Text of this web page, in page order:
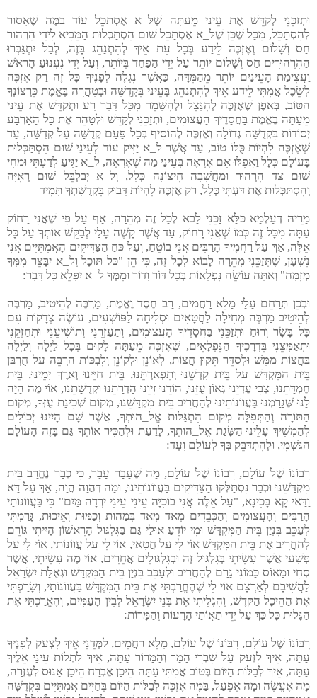
וּתְזַכֵּנִי לְקַדֵּשׁ אֶת עֵינַי מֵעַתָּה שֶׁלּ_א אֶסְתַּכֵּל עוֹד בַּמֶּה שֶׁאָסוּר
לְהִסְתַּכֵּל, מִכָּל שֶׁכֵּן שֶׁלּ_א אֶסְתַּכֵּל שׁוּם הִסְתַּכְּלוּת הַמֵּבִיא לִידֵי הִרְהוּר
חַס וְשָׁלוֹם וְאֶזְכֶּה לֵידַע בְּכָל עֵת אֵיךְ לְהִתְנַהֵג בָּזֶה, לְבַל יִתְגַּבְּרוּ
הַהִרְהוּרִים חַס וְשָׁלוֹם יוֹתֵר עַל יְדֵי הַפַּחַד בְּיוֹתֵר, וְעַל יְדֵי נִעְנוּעַ הָראשׁ
וַעֲצִימַת הָעֵינַיִם יוֹתֵר מֵהַמִּדָּה, כַּאֲשֶׁר נִגְלֶה לְפָנֶיךָ כָּל זֶה רַק אֶזְכֶּה
לְשֵׂכֶל אֲמִתִּי לֵידַע אֵיךְ לְהִתְנַהֵג בְּעֵינַי בִּקְדֻשָּׁה וּבְטָהֳרָה בֶּאֱמֶת כִּרְצוֹנְךָ
הַטּוֹב, בְּאפֶן שֶׁאֶזְכֶּה לְהִנָּצֵל וּלְהִשָּׁמֵר מִכָּל דָּבָר רָע וּתְקַדֵּשׁ אֶת עֵינַי
מֵעַתָּה בֶּאֱמֶת בַּחֲסָדֶיךָ הָעֲצוּמִים, וּתְזַכֵּנִי לְקַדֵּשׁ וּלְטַהֵר אֶת כָּל הָאַרְבַּע
יְסוֹדוֹת בִּקְדֻשָּׁה גְדוֹלָה וְאֶזְכֶּה לְהוֹסִיף בְּכָל פַּעַם קְדֻשָּׁה עַל קְדֻשָּׁה, עַד
שֶׁאֶזְכֶּה לִהְיוֹת כֻּלּוֹ טוֹב, עַד אֲשֶׁר ל_א יַזִּיק עוֹד לְעֵינַי שׁוּם הִסְתַּכְּלוּת
בָּעוֹלָם כְּלָל וַאֲפִלּוּ אִם אֶרְאֶה בְּעֵינַי מַה שֶׁאֶרְאֶה, ל_א יַגִּיעַ לְדַעְתִּי וּמחִי
שׁוּם צַד הִרְהוּר וּמַחֲשָׁבָה חִיצוֹנָה כְּלָל, וְל_א יְבַלְבֵּל שׁוּם רְאִיָּה
וְהִסְתַּכְּלוּת אֶת דַּעְתִּי כְּלָל, רַק אֶזְכֶּה לִהְיוֹת דָּבוּק בִּקְדֻשָּׁתְךָ תָּמִיד
מָרֵיהּ דְּעַלְמָא כּלָּא זַכֵּנִי לָבא לְכָל זֶה מְהֵרָה, אַף עַל פִּי שֶׁאֲנִי רָחוֹק
עַתָּה מִכָּל זֶה כְּמוֹ שֶׁאֲנִי רָחוֹק, עַד אֲשֶׁר קָשֶׁה עָלַי לְבַקֵּשׁ אוֹתְךָ עַל כָּל
אֵלֶּה, אַךְ עַל רַחֲמֶיךָ הָרַבִּים אֲנִי בוֹטֵחַ, וְעַל כּחַ הַצַּדִּיקִים הָאֲמִתִּיִּים אֲנִי
נִשְׁעָן, שֶׁתְּזַכֵּנִי מְהֵרָה לָבוֹא לְכָל זֶה, כִּי הֵן "כּל תּוּכָל וְל_א יִבָּצֵּר מִמְּךָ
מְזִמָּה" וְאַתָּה עוֹשֵׂה נִפְלָאוֹת בְּכָל דּוֹר וָדוֹר וּמִמְּךָ ל_א יִפָּלֵא כָּל דָּבָר:
וּבְכֵן תְּרַחֵם עָלַי מָלֵא רַחֲמִים, רַב חֶסֶד וֶאֱמֶת, מַרְבֶּה לְהֵיטִיב, מַרְבֶּה
לְהֵיטִיב מַרְבֶּה מְחִילָה לַחֲטָאִים וּסְלִיחָה לַפּוֹשְׁעִים, עוֹשֶׂה צְדָקוֹת עִם
כָּל בָּשָׂר וְרוּחַ וּתְזַכֵּנִי בַּחֲסָדֶיךָ הָעֲצוּמִים, וְתַעַזְרֵנִי וְתוֹשִׁיעֵנִי וּתְחַזְּקֵנִי
וּתְאַמְּצֵנִי בִּדְרָכֶיךָ הַנִּפְלָאִים, שֶׁאֶזְכֶּה מֵעַתָּה לָקוּם בְּכָל לַיְלָה וְלַיְלָה
בַּחֲצוֹת מַמָּשׁ וּלְסַדֵּר תִּקּוּן חֲצוֹת, לְאוֹנֵן וּלְקוֹנֵן וְלִבְכּוֹת הַרְבֵּה עַל חֻרְבַּן
בֵּית הַמִּקְדָּשׁ עַל בֵּית קָדְשֵׁנוּ וְתִפְאַרְתֵּנוּ, בֵּית חַיֵּינוּ וְארֶךְ יָמֵינוּ, בֵּית
חֶמְדָּתֵנוּ, צְבִי עֶדְיֵנוּ גְּאוֹן עֻזֵּנוּ, הוֹדֵנוּ זִיוֵנוּ הַדְרָתֵנוּ וּקְדֻשָּׁתֵנוּ, אוֹי מֶה הָיָה
לָנוּ שֶּׁגָּרַמְנוּ בַּעֲווֹנוֹתֵינוּ לְהַחֲרִיב בֵּית מִקְדָּשֵׁנוּ, מְקוֹם שְׁכִינַת עֻזְּךָ, מְקוֹם
הַתּוֹרָה וְהַתְּפִלָּה מְקוֹם הִתְגַּלּוּת אֱל_הוּתְךָ, אֲשֶׁר שָׁם הָיִינוּ יְכוֹלִים
לְהַמְשִׁיךְ עָלֵינוּ הַשָּׂגַת אֱל_הוּתְךָ, לָדַעַת וּלְהַכִּיר אוֹתְךָ גַּם בָּזֶה הָעוֹלָם
הַגַּשְׁמִי, וּלְהִתְדַּבֵּק בְּךָ לְעוֹלָם וָעֶד:
רִבּוֹנוֹ שֶׁל עוֹלָם, רִבּוֹנוֹ שֶׁל עוֹלָם, מַה שֶּׁעָבַר עָבַר, כִּי כְבָר נֶחֱרַב בֵּית
מִקְדָּשֵׁנוּ וּכְבָר נִסְתַּלְּקוּ הַצַּדִּיקִים בַּעֲווֹנוֹתֵינוּ, וּמַה דְּהֲוָה הֲוָה, אַךְ עַל דָּא
וַדַּאי קָא בָּכִינָא, "עַל אֵלֶּה אֲנִי בוֹכִיָּה עֵינִי עֵינִי ירְדָה מַּיִם" כִּי בַּעֲווֹנוֹתַי
הָרַבִּים וְהָעֲצוּמִים וְהַכְּבֵדִים מְאד מְאד בְּמַהוּת וְכַמּוּת וְאֵיכוּת, גָּרַמְתִּי
לְעַכֵּב בִּנְיַן בֵּית הַמִּקְדָּשׁ וּמִי יוֹדֵעַ אוּלַי גַּם בַּגִּלְגּוּל הָרִאשׁוֹן הָיִיתִי גּוֹרֵם
לְהַחֲרִיב אֶת בֵּית הַמִּקְדָּשׁ אוֹי לִי עַל חֲטָאַי, אוֹי לִי עַל עֲווֹנוֹתַי, אוֹי לִי עַל
פְּשָׁעַי אֲשֶׁר עָשִׂיתִי בְּגִלְגּוּל זֶה וּבְגִלְגּוּלִים אֲחֵרִים, אוֹי מֶה עָשִׂיתִי, אֲשֶׁר
סְחִי וּמָאוֹס כָּמוֹנִי גָּרַם לְהַחֲרִיב וּלְעַכֵּב בִּנְיַן בֵּית הַמִּקְדָּשׁ וּגְאֻלַּת יִשְׂרָאֵל
לַהֲשִׁיבָם לְאַרְצָם אוֹי לִי שֶׁהֶחֱרַבְתִּי אֶת בֵּית הַמִּקְדָּשׁ בַּעֲווֹנוֹתַי, וְשָׂרַפְתִּי
אֶת הַהֵיכָל הַקּדֶשׁ, וְהִגְלֵיתִי אֶת בְּנֵי יִשְׂרָאֵל לְבֵין הָעַמִּים, וְהֶאֱרַכְתִּי אֶת
הַגָּלוּת כָּל כַּךְ עַל יְדֵי תַאֲוֹתַי הָרָעוֹת וְהַמָּרוֹת:
רִבּוֹנוֹ שֶׁל עוֹלָם, רִבּוֹנוֹ שֶׁל עוֹלָם, מָלֵא רַחֲמִים, לַמְּדֵנִי אֵיךְ לִצְעק לְפָנֶיךָ
עַתָּה, אֵיךְ לִזְעק עַל שִׁבְרִי הַמַּר וְהַמָּרוֹר עַתָּה, אֵיךְ לִתְלוֹת עֵינַי אֵלֶיךָ
עַתָּה, אֵיךְ לְבַלּוֹת הַיּוֹם בְּטוֹב אֲמִתִּי עַתָּה הֵיכָן אֶבְרַח הֵיכָן אָנוּס לְעֶזְרָה,
מָה אֶעֱשֶׂה וּמָה אֶפְעַל, בַּמֶּה אֶזְכֶּה לְבַלּוֹת הַיּוֹם בְּחַיִּים אֲמִתִּיִּים בִּקְדֻשָּׁה